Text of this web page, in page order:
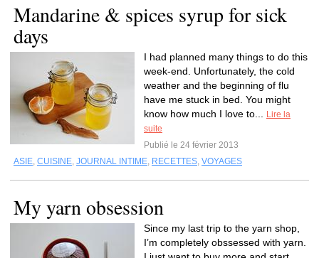
Mandarine & spices syrup for sick
days
I had planned many things to do this
week-end. Unfortunately, the cold
weather and the beginning of flu
have me stuck in bed. You might
know how much I love to...
Lire la
suite
Publié le 24 février 2013
ASIE, CUISINE, JOURNAL INTIME, RECETTES, VOYAGES
My yarn obsession
Since my last trip to the yarn shop,
I’m completely obssessed with yarn.